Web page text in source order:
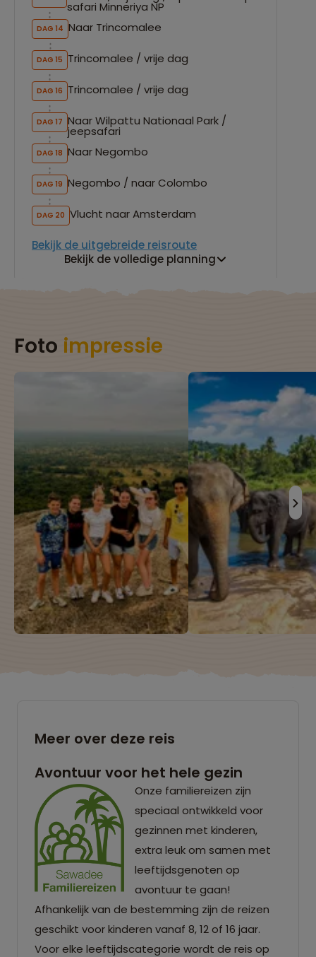
safari Minneriya NP
DAG 14 Naar Trincomalee
DAG 15 Trincomalee / vrije dag
DAG 16 Trincomalee / vrije dag
DAG 17 Naar Wilpattu Nationaal Park /
jeepsafari
DAG 18 Naar Negombo
DAG 19 Negombo / naar Colombo
DAG 20 Vlucht naar Amsterdam
Bekijk de uitgebreide reisroute
Bekijk de volledige planning
Foto impressie
Meer over deze reis
Avontuur voor het hele gezin
Onze familiereizen zijn
speciaal ontwikkeld voor
gezinnen met kinderen,
extra leuk om samen met
leeftijdsgenoten op
avontuur te gaan!
Afhankelijk van de bestemming zijn de reizen
geschikt voor kinderen vanaf 8, 12 of 16 jaar.
Voor elke leeftijdscategorie wordt de reis op